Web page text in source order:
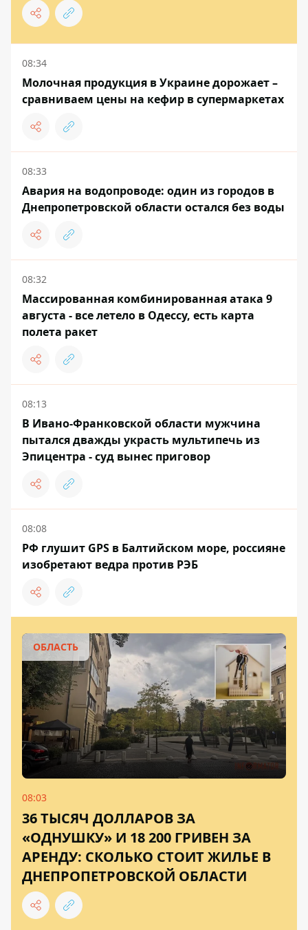
08:34
Молочная продукция в Украине дорожает –
сравниваем цены на кефир в супермаркетах
08:33
Авария на водопроводе: один из городов в
Днепропетровской области остался без воды
08:32
Массированная комбинированная атака 9
августа - все летело в Одессу, есть карта
полета ракет
08:13
В Ивано-Франковской области мужчина
пытался дважды украсть мультипечь из
Эпицентра - суд вынес приговор
08:08
РФ глушит GPS в Балтийском море, россияне
изобретают ведра против РЭБ
ОБЛАСТЬ
08:03
36 ТЫСЯЧ ДОЛЛАРОВ ЗА
«ОДНУШКУ» И 18 200 ГРИВЕН ЗА
АРЕНДУ: СКОЛЬКО СТОИТ ЖИЛЬЕ В
ДНЕПРОПЕТРОВСКОЙ ОБЛАСТИ